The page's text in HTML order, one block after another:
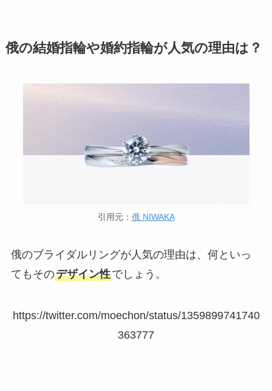
俄の結婚指輪や婚約指輪が人気の理由は？
引用元： 俄 NIWAKA
俄のブライダルリングが人気の理由は、何といっ
てもそのデザイン性でしょう。
https://twitter.com/moechon/status/1359899741740
363777